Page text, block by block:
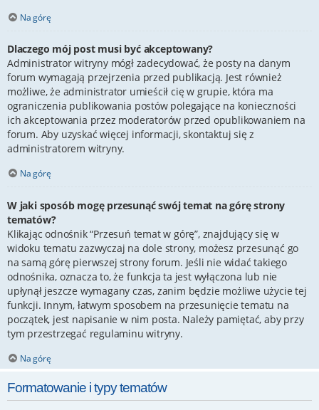
Na górę
Dlaczego mój post musi być akceptowany?
Administrator witryny mógł zadecydować, że posty na danym
forum wymagają przejrzenia przed publikacją. Jest również
możliwe, że administrator umieścił cię w grupie, która ma
ograniczenia publikowania postów polegające na konieczności
ich akceptowania przez moderatorów przed opublikowaniem na
forum. Aby uzyskać więcej informacji, skontaktuj się z
administratorem witryny.
Na górę
W jaki sposób mogę przesunąć swój temat na górę strony
tematów?
Klikając odnośnik “Przesuń temat w górę”, znajdujący się w
widoku tematu zazwyczaj na dole strony, możesz przesunąć go
na samą górę pierwszej strony forum. Jeśli nie widać takiego
odnośnika, oznacza to, że funkcja ta jest wyłączona lub nie
upłynął jeszcze wymagany czas, zanim będzie możliwe użycie tej
funkcji. Innym, łatwym sposobem na przesunięcie tematu na
początek, jest napisanie w nim posta. Należy pamiętać, aby przy
tym przestrzegać regulaminu witryny.
Na górę
Formatowanie i typy tematów